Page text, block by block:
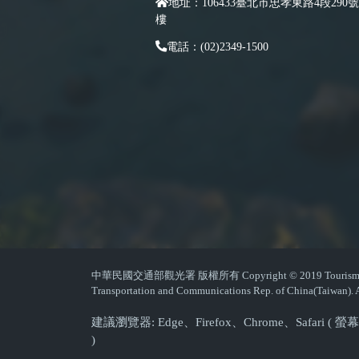
樓
電話：(02)2349-1500
中華民國交通部觀光署 版權所有 Copyright © 2019
Transportation and Communications Rep. of China(Taiwan).
建議瀏覽器: Edge、Firefox、Chrome、Safari ( 螢
)